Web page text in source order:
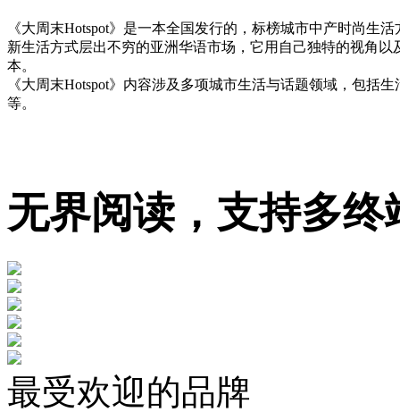
《大周末Hotspot》是一本全国发行的，标榜城市中产时尚生
新生活方式层出不穷的亚洲华语市场，它用自己独特的视角
本。
《大周末Hotspot》内容涉及多项城市生活与话题领域，包括
等。
无界阅读，支持多终
最受欢迎的品牌